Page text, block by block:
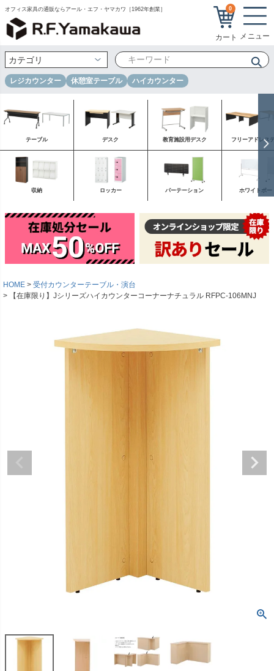
オフィス家具の通販ならアール・エフ・ヤマカワ［1962年創業］ 0
レジカウンター 休憩室テーブル ハイカウンター
テーブル デスク 教育施設用デスク フリーアドレス
収納 ロッカー パーテーション ホワイトボー
HOME
受付カウンターテーブル・演台
【在庫限り】Jシリーズハイカウンターコーナーナチュラル RFPC-106MNJ